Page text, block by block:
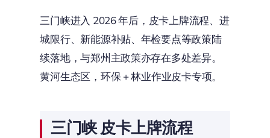
三门峡进入 2026 年后，皮卡上牌流程、进
城限行、新能源补贴、年检要点等政策陆
续落地，与郑州主政策亦存在多处差异。
黄河生态区，环保 + 林业作业皮卡专项。
三门峡 皮卡上牌流程